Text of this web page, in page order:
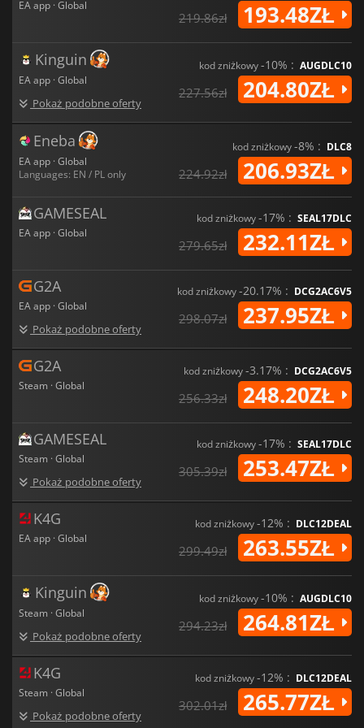
EA app · Global
219.86zł 193.48ZŁ
Kinguin
EA app · Global
Pokaż podobne oferty
kod zniżkowy-10% : AUGDLC10
227.56zł 204.80ZŁ
Eneba
EA app · Global
Languages: EN / PL only
kod zniżkowy-8% : DLC8
224.92zł 206.93ZŁ
GAMESEAL
EA app · Global
kod zniżkowy-17% : SEAL17DLC
279.65zł 232.11ZŁ
G2A
EA app · Global
Pokaż podobne oferty
kod zniżkowy-20.17% : DCG2AC6V5
298.07zł 237.95ZŁ
G2A
Steam · Global
kod zniżkowy-3.17% : DCG2AC6V5
256.33zł 248.20ZŁ
GAMESEAL
Steam · Global
Pokaż podobne oferty
kod zniżkowy-17% : SEAL17DLC
305.39zł 253.47ZŁ
K4G
EA app · Global
kod zniżkowy-12% : DLC12DEAL
299.49zł 263.55ZŁ
Kinguin
Steam · Global
Pokaż podobne oferty
kod zniżkowy-10% : AUGDLC10
294.23zł 264.81ZŁ
K4G
Steam · Global
Pokaż podobne oferty
kod zniżkowy-12% : DLC12DEAL
302.01zł 265.77ZŁ